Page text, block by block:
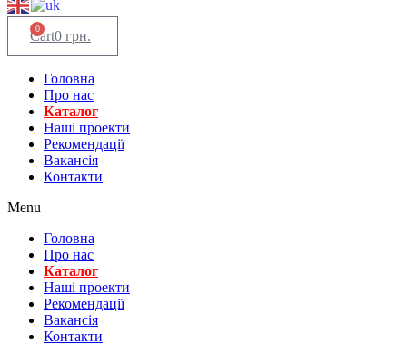
0 грн.
0
Cart
Головна
Про нас
Каталог
Нашi проекти
Рекомендації
Вакансiя
Контакти
Menu
Головна
Про нас
Каталог
Нашi проекти
Рекомендації
Вакансiя
Контакти